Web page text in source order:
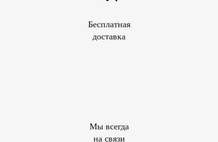
Бесплатная
доставка
Мы всегда
на связи